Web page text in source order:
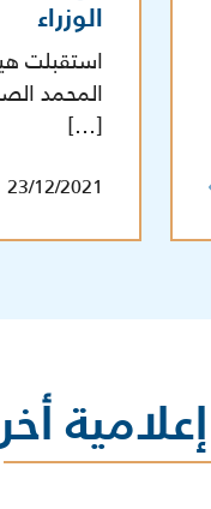
الوزراء
استقبلت
المحمد
[…]
23/12/2021